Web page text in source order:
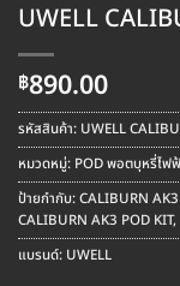
UWELL
฿890.00
รหัสสินค้า: UWELL
หมวดหมู่: POD พอตบุหรี่ไฟ
ป้ายกำกับ:CALIBURN
CALIBURN AK3 POD KIT,
แบรนด์: UWELL